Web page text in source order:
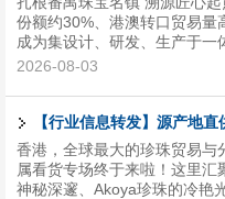
份额约30%、港澳转口贸易量
成为集设计、研发、生产于
首饰的精密加工。作为番禺珠
领域，真正拉开差距的，从来
力，凝聚为两大工艺矩阵：
母、玛瑙、水晶的素面打磨
2026-08-03
【行业信息转发】源产地
香港，全球最大的珍珠贸易与
属看货专场终于来啦！这里
神秘深邃、Akoya珍珠的冷艳